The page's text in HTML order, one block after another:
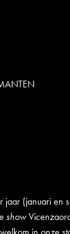
jaar (januari en
show